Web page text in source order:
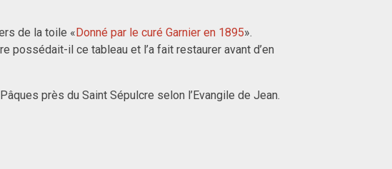
de la toile «Donné par le curé Garnier en 1895».
possédait-il ce tableau et l’a fait restaurer avant d’en
près du Saint Sépulcre selon l’Evangile de Jean.